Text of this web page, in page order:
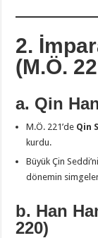
2.
(M.Ö.
a. Qin
M.Ö. 221’de Qin
kurdu.
Büyük Çin
dönemin
b. Han
220)